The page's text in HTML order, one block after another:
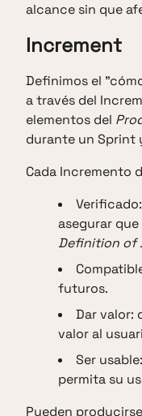
alcance sin que
Increment
Definimos el
a través del
elementos del
durante un Sprint
Cada Incremento
asegurar
Definition of
futuros.
Dar valor:
valor al
Ser
permita su
Pueden